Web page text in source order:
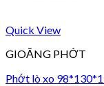
Quick View
GIOĂNG PHỚT
Phớt lò xo